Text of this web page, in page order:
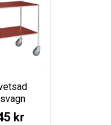
kr